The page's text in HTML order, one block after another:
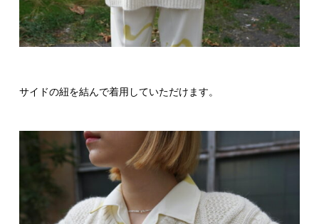
サイドの紐を結んで着用していただけます。